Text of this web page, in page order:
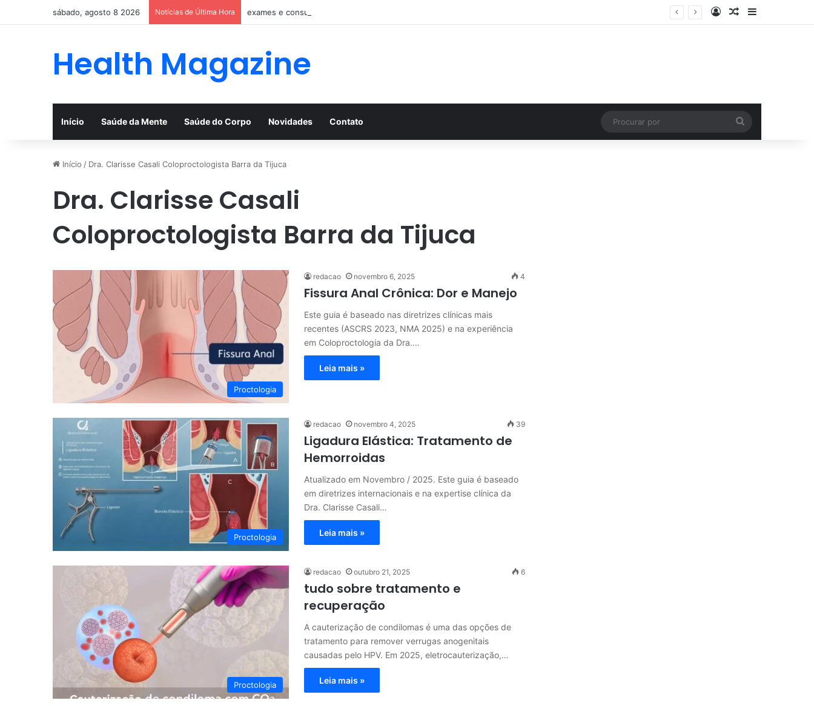
sábado, agosto 8 2026 Notícias de Última Hora exames e consulta com nefrologista no Rio EntrarArtigo aleatório
Barra Lateral
Health Magazine
Início Saúde da Mente Saúde do Corpo Novidades Contato
por
Início / Dra. Clarisse Casali Coloproctologista Barra da Tijuca
Dra. Clarisse Casali
Coloproctologista Barra da Tijuca
Proctologia
redacao novembro 6, 2025 4
Fissura Anal Crônica: Dor e Manejo
Este guia é baseado nas diretrizes clínicas mais
recentes (ASCRS 2023, NMA 2025) e na experiência
em Coloproctologia da Dra.…
Leia mais »
Proctologia
redacao novembro 4, 2025 39
Ligadura Elástica: Tratamento de
Hemorroidas
Atualizado em Novembro / 2025. Este guia é baseado
em diretrizes internacionais e na expertise clínica da
Dra. Clarisse Casali…
Leia mais »
Proctologia
redacao outubro 21, 2025 6
tudo sobre tratamento e
recuperação
A cauterização de condilomas é uma das opções de
tratamento para remover verrugas anogenitais
causadas pelo HPV. Em 2025, eletrocauterização,…
Leia mais »